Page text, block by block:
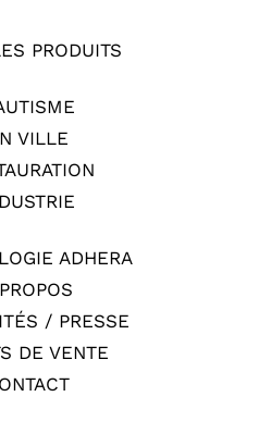
PRODUITS
VILLE
ADHERA
/ PRESSE
DE VENTE